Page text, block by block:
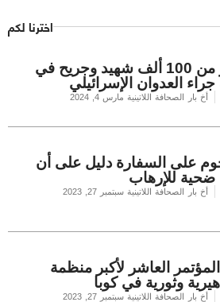
اخترنا لكم
أكثر من 100 ألف شهيد وجريح في
العدوان الإسرائيلي
أخ بار الصحافة اللاتينية مارس 4, 2024
على السفارة دليل على أن
ضحية للإرهاب
أخ بار الصحافة اللاتينية سبتمبر 27, 2023
العاشر لأكبر منظمة
وثورية في كوبا
أخ بار الصحافة اللاتينية سبتمبر 27, 2023